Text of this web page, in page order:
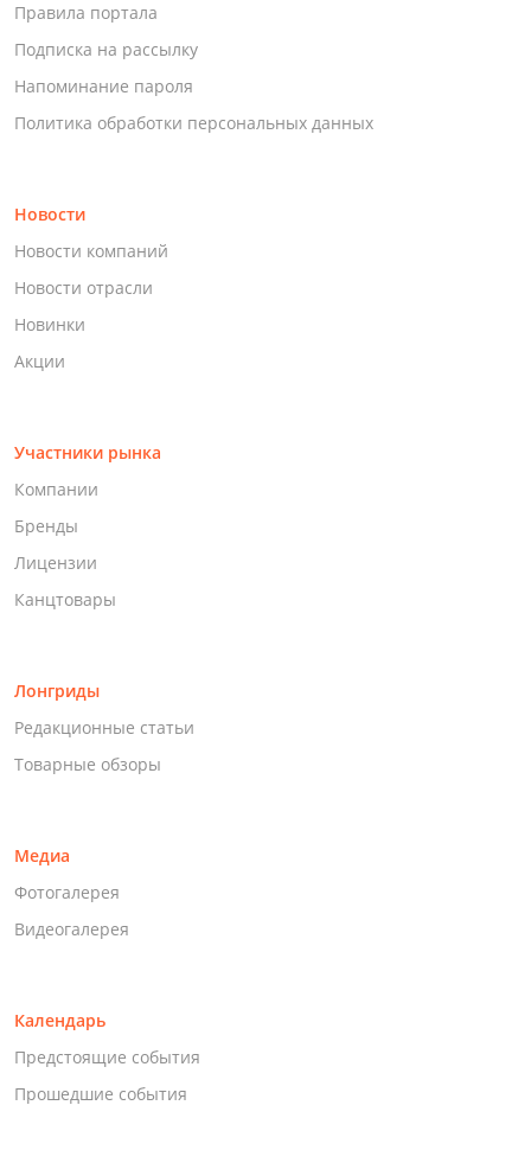
Правила портала
Подписка на рассылку
Напоминание пароля
Политика обработки персональных данных
Новости
Новости компаний
Новости отрасли
Новинки
Акции
Участники рынка
Компании
Бренды
Лицензии
Канцтовары
Лонгриды
Редакционные статьи
Товарные обзоры
Медиа
Фотогалерея
Видеогалерея
Календарь
Предстоящие события
Прошедшие события